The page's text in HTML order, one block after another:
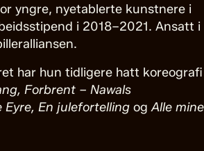
yngre, nyetablerte kunstnere i
i 2018–2021. Ansatt i
har hun tidligere hatt koreografi
Forbrent – Nawals
Eyre, En julefortelling ogAlle mine